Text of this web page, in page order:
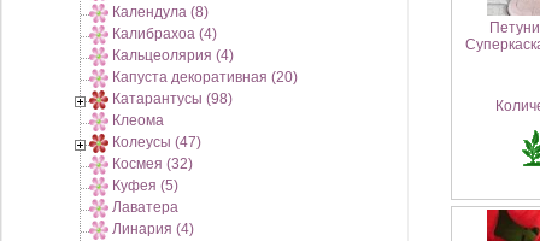
Календула (8)
Калибрахоа (4)
Кальцеолярия (4)
Капуста декоративная (20)
Катарантусы (98)
Клеома
Колеусы (47)
Космея (32)
Куфея (5)
Лаватера
Линария (4)